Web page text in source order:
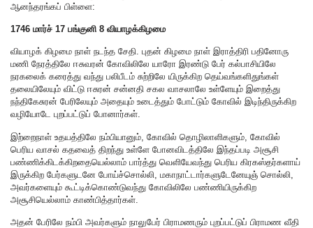
ஆனந்தரங்கப் பிள்ளை:
1746 மார்ச் 17 பங்குனி 8 வியாழக்கிழமை
வியாழக் கிழமை நாள் நடந்த சேதி. புதன் கிழமை நாள் இராத்திரி பதினோரு
மணி நேரத்திலே ஈசுவரன் கோவிலிலே யாரோ இரண்டு பேர் கல்பாசியிலே
நரகலைக் கரைத்து வந்து பலிபீடம் சுற்றிலே யிருக்கிற தெய்வங்களிதுங்கள்
தலையிலேயும் விட்டு ஈசுரன் சன்னதி சகல வாசலாலே உள்ளேயும் இறைத்து
நந்திகேசுரன் பேரிலேயும் அதையும் உடைத்தும் போட்டும் கோவில் இடிந்திருக்கிற
வழியோடே புறப்பட்டுப் போனார்கள்.
இற்றைநாள் உதயத்திலே நம்பியானும், கோவில் தொழிலாளிகளும், கோவில்
பெரிய வாசல் கதவைத் திறந்து உள்ளே போனவிடத்திலே இந்தப்படி அசூசி
பண்ணிக்கிடக்கிறதையெல்லாம் பார்த்து வெளியேவந்து பெரிய கிரகஸ்தர்களாய்
இருக்கிற பேர்களுடனே போய்ச்சொல்லி, மகாநாட்டார்களுடேனேயுஞ் சொல்லி,
அவர்களையும் கூட்டிக்கொண்டுவந்து கோவிலிலே பண்ணியிருக்கிற
அசூசியெல்லாம் காண்பித்தார்கள்.
அதன் பேரிலே நம்பி அவர்களும் நாலுபேர் பிராமணரும் புறப்பட்டுப் பிராமண வீதி